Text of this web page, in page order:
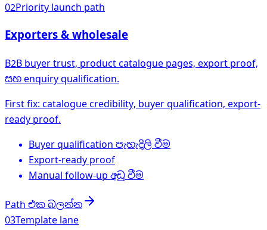
02Priority launch path
Exporters & wholesale
B2B buyer trust, product catalogue pages, export proof,
සහ enquiry qualification.
First fix: catalogue credibility, buyer qualification, export-
ready proof.
Buyer qualification පැහැදිලි වීම
Export-ready proof
Manual follow-up අඩු වීම
Path එක බලන්න
03Template lane